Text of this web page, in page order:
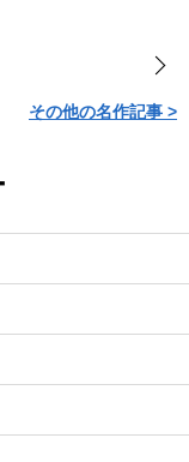
その他の名作記事 >